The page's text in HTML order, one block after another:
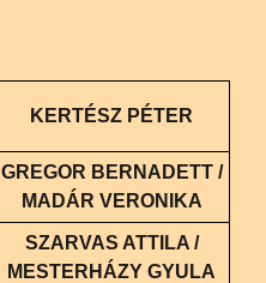
KERTÉSZ PÉTER
GREGOR BERNADETT /
MADÁR VERONIKA
SZARVAS ATTILA /
MESTERHÁZY GYULA